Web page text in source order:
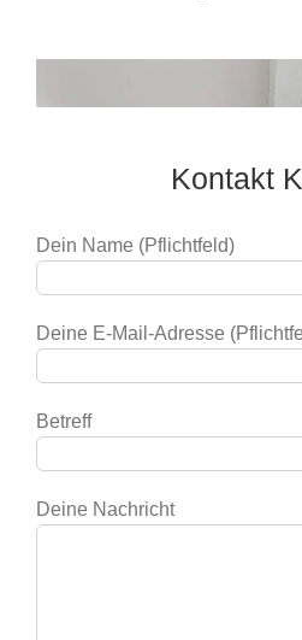
Kontakt
Dein Name (Pflichtfeld)
Deine E-Mail-Adresse
Betreff
Deine Nachricht